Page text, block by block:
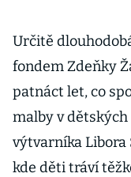
Určitě
fondem Zdeňky
patnáct let, co
malby v
výtvarníka
kde děti tráví